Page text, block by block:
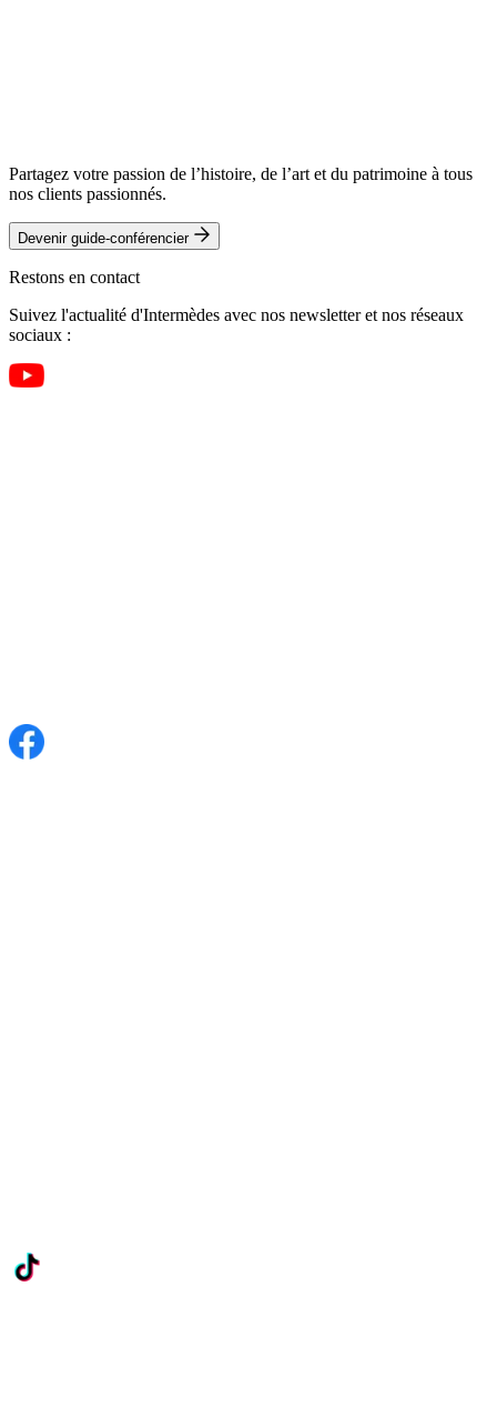
Partagez votre passion de l’histoire, de l’art et du patrimoine à tous
nos clients passionnés.
Devenir guide-conférencier
Restons en contact
Suivez l'actualité d'Intermèdes avec nos newsletter et nos réseaux
sociaux :